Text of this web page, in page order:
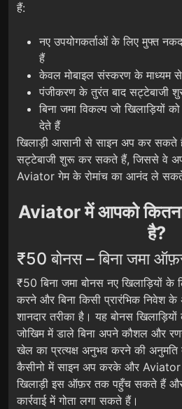
हैं:
नए उपयोगकर्ताओं के लिए मुफ्त
हैं
केवल मोबाइल संस्करण के माध्यम से
पंजीकरण के तुरंत बाद सट्टेबाजी
बिना जमा विकल्प जो खिलाड़ियों
देते हैं
खिलाड़ी आसानी से साइन अप कर
सट्टेबाजी शुरू कर सकते हैं, जिससे वे
Aviator गेम के रोमांच का आनंद ले
Aviator में आपको
है?
₹50 बोनस – बिना जमा
₹50 बिना जमा बोनस नए खिलाड़ियों
करने और बिना किसी प्रारंभिक
शानदार तरीका है। यह बोनस
जोखिम में डाले बिना अपने कौशल और
खेल का प्रत्यक्ष अनुभव करने की
कैसीनो में साइन अप करके और Aviator
खिलाड़ी इस ऑफ़र तक पहुँच सकते हैं
कार्रवाई में गोता लगा सकते हैं।